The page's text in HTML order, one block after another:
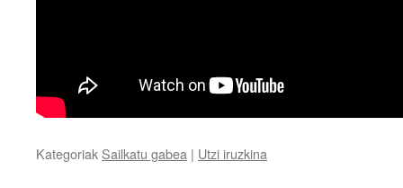
Kategoriak Sailkatu gabea | Utzi iruzkina